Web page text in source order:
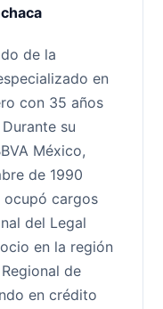
de la
en
con 35 años
su
México,
de 1990
ocupó cargos
del Legal
en la región
de
en crédito